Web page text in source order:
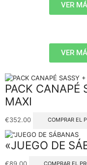
VER
VER
PACK CANAPÉ
MAXI
€352.00 COMPRAR EL
«JUEGO DE
€89.00